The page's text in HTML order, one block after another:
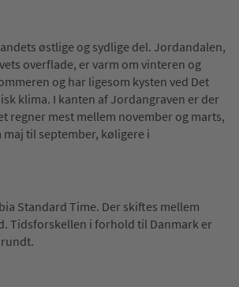
østlige og sydlige del. Jordandalen,
overflade, er varm om vinteren og
og har ligesom kysten ved Det
klima. I kanten af Jordangraven er der
regner mest mellem november og marts,
til september, køligere i
Standard Time. Der skiftes mellem
Tidsforskellen i forhold til Danmark er
rundt.